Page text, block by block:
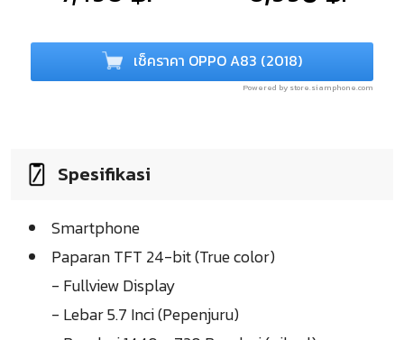
เช็คราคา OPPO A83 (2018)
Powered by store.siamphone.com
Spesifikasi
Smartphone
Paparan TFT 24-bit (True color)
- Fullview Display
- Lebar 5.7 Inci (Pepenjuru)